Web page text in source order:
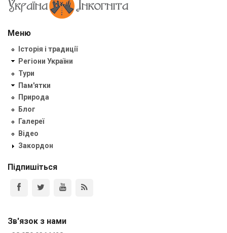
Меню
Історія і традиції
Регіони України
Тури
Пам'ятки
Природа
Блог
Галереї
Відео
Закордон
Підпишіться
Зв'язок з нами